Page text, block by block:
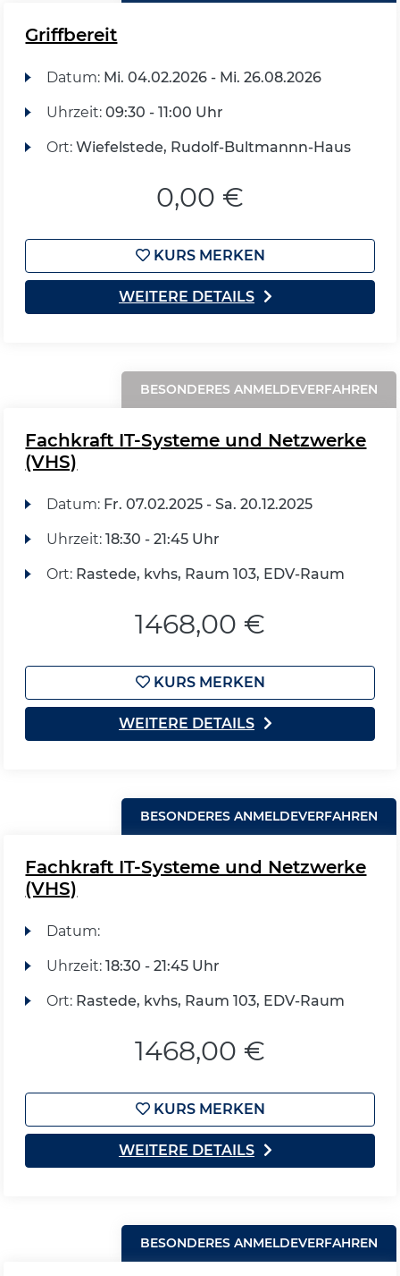
Griffbereit
Datum: Mi. 04.02.2026 - Mi. 26.08.2026
Uhrzeit: 09:30 - 11:00 Uhr
Ort: Wiefelstede, Rudolf-Bultmannn-Haus
0,00 €
KURS MERKEN
WEITERE DETAILS
BESONDERES ANMELDEVERFAHREN
Fachkraft IT-Systeme und Netzwerke
(VHS)
Datum: Fr. 07.02.2025 - Sa. 20.12.2025
Uhrzeit: 18:30 - 21:45 Uhr
Ort: Rastede, kvhs, Raum 103, EDV-Raum
1468,00 €
KURS MERKEN
WEITERE DETAILS
BESONDERES ANMELDEVERFAHREN
Fachkraft IT-Systeme und Netzwerke
(VHS)
Datum:
Uhrzeit: 18:30 - 21:45 Uhr
Ort: Rastede, kvhs, Raum 103, EDV-Raum
1468,00 €
KURS MERKEN
WEITERE DETAILS
BESONDERES ANMELDEVERFAHREN